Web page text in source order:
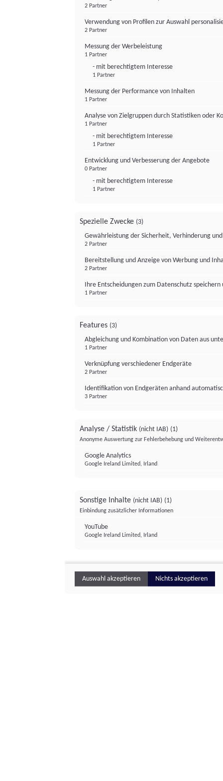
2 Partner
Verwendung von Profilen zur Auswahl
2 Partner
Messung der Werbeleistung
1 Partner
- mit berechtigtem Interesse
1 Partner
Messung der Performance von Inhalten
1 Partner
Analyse von Zielgruppen durch Statistiken oder
1 Partner
- mit berechtigtem Interesse
1 Partner
Entwicklung und Verbesserung der Angebote
0 Partner
- mit berechtigtem Interesse
1 Partner
Spezielle Zwecke (3)
Gewährleistung der Sicherheit, Verhinderung
2 Partner
Bereitstellung und Anzeige von Werbung und
2 Partner
Ihre Entscheidungen zum Datenschutz
1 Partner
Features (3)
Abgleichung und Kombination von Daten aus
1 Partner
Verknüpfung verschiedener Endgeräte
2 Partner
Identifikation von Endgeräten anhand
3 Partner
Analyse / Statistik (nicht IAB) (1)
Anonyme Auswertung zur Fehlerbehebung und
Google Analytics
Google Ireland Limited, Irland
Sonstige Inhalte (nicht IAB) (1)
Einbindung zusätzlicher Informationen
YouTube
Google Ireland Limited, Irland
Auswahl akzeptieren Nichts akzeptieren